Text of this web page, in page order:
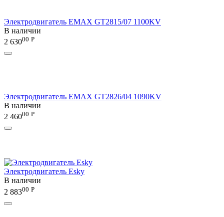
Электродвигатель EMAX GT2815/07 1100KV
В наличии
2 63000 Р
Электродвигатель EMAX GT2826/04 1090KV
В наличии
2 46000 Р
Электродвигатель Esky
В наличии
2 88300 Р